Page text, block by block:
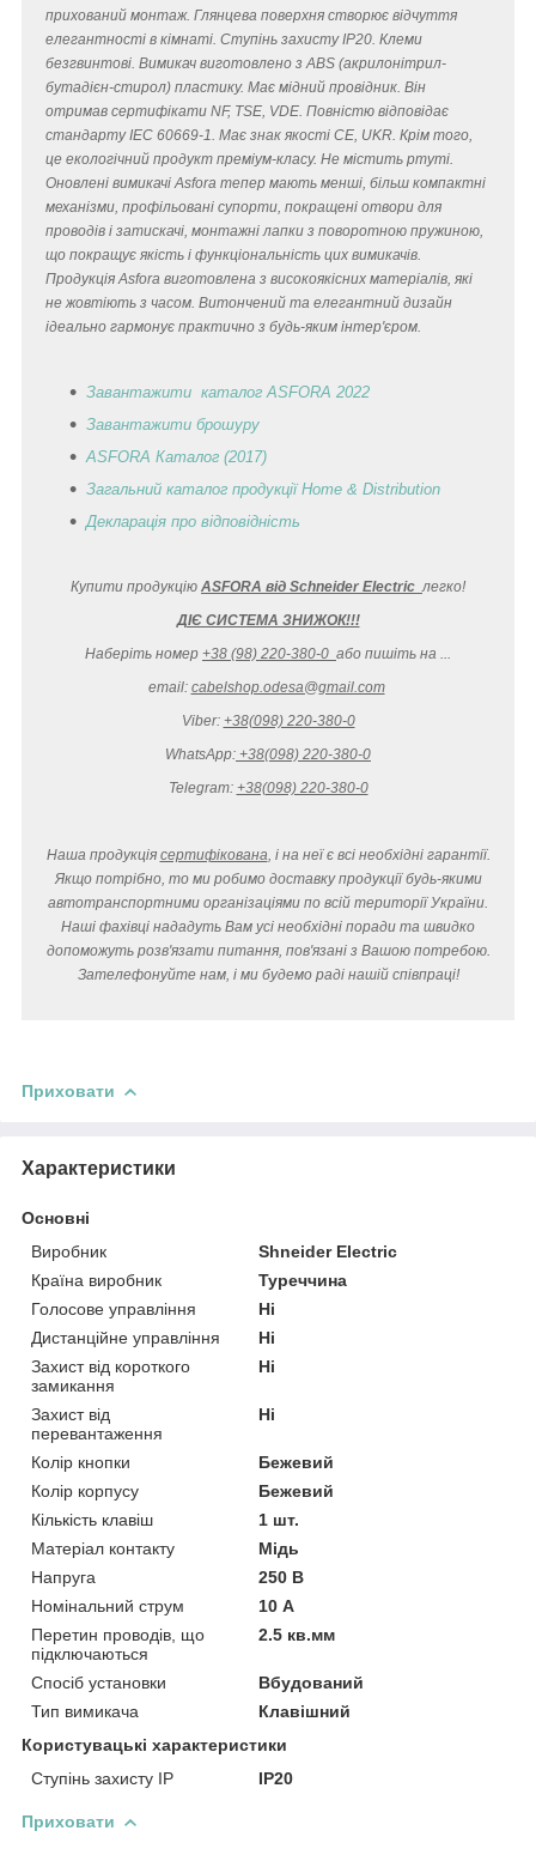
прихований монтаж. Глянцева поверхня створює відчуття
елегантності в кімнаті. Ступінь захисту IP20. Клеми
безгвинтові. Вимикач виготовлено з ABS (акрилонітрил-
бутадієн-стирол) пластику. Має мідний провідник. Він
отримав сертифікати NF, TSE, VDE. Повністю відповідає
стандарту IEC 60669-1. Має знак якості CE, UKR. Крім того,
це екологічний продукт преміум-класу. Не містить ртуті.
Оновлені вимикачі Asfora тепер мають менші, більш компактні
механізми, профільовані супорти, покращені отвори для
проводів і затискачі, монтажні лапки з поворотною пружиною,
що покращує якість і функціональність цих вимикачів.
Продукція Asfora виготовлена з високоякісних матеріалів, які
не жовтіють з часом. Витончений та елегантний дизайн
ідеально гармонує практично з будь-яким інтер'єром.
Завантажити каталог ASFORA 2022
Завантажити брошуру
ASFORA Каталог (2017)
Загальний каталог продукції Home & Distribution
Декларація про відповідність
Купити продукцію ASFORA від Schneider Electric легко!
ДІЄ СИСТЕМА ЗНИЖОК!!!
Наберіть номер +38 (98) 220-380-0 або пишіть на ...
email: cabelshop.odesa@gmail.com
Viber: +38(098) 220-380-0
WhatsApp: +38(098) 220-380-0
Telegram: +38(098) 220-380-0
Наша продукція сертифікована , і на неї є всі необхідні гарантії.
Якщо потрібно, то ми робимо доставку продукції будь-якими
автотранспортними організаціями по всій території України.
Наші фахівці нададуть Вам усі необхідні поради та швидко
допоможуть розв'язати питання, пов'язані з Вашою потребою.
Зателефонуйте нам, і ми будемо раді нашій співпраці!
Приховати
Характеристики
Основні
Виробник
Shneider Electric
Країна виробник
Туреччина
Голосове управління
Ні
Дистанційне управління
Ні
Захист від короткого
замикання
Ні
Захист від
перевантаження
Ні
Колір кнопки
Бежевий
Колір корпусу
Бежевий
Кількість клавіш
1 шт.
Матеріал контакту
Мідь
Напруга
250 В
Номінальний струм
10 А
Перетин проводів, що
підключаються
2.5 кв.мм
Спосіб установки
Вбудований
Тип вимикача
Клавішний
Користувацькі характеристики
Ступінь захисту IP
IP20
Приховати